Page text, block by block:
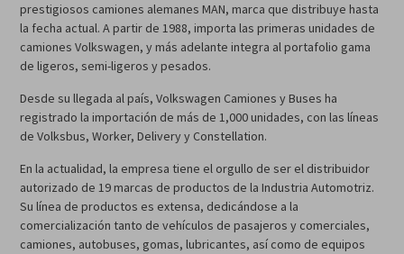
prestigiosos camiones alemanes MAN, marca que distribuye hasta
la fecha actual. A partir de 1988, importa las primeras unidades de
camiones Volkswagen, y más adelante integra al portafolio gama
de ligeros, semi-ligeros y pesados.
Desde su llegada al país, Volkswagen Camiones y Buses ha
registrado la importación de más de 1,000 unidades, con las líneas
de Volksbus, Worker, Delivery y Constellation.
En la actualidad, la empresa tiene el orgullo de ser el distribuidor
autorizado de 19 marcas de productos de la Industria Automotriz.
Su línea de productos es extensa, dedicándose a la
comercialización tanto de vehículos de pasajeros y comerciales,
camiones, autobuses, gomas, lubricantes, así como de equipos